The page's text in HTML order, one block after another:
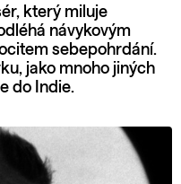
který miluje
návykovým
sebepohrdání.
jako mnoho jiných
do Indie.